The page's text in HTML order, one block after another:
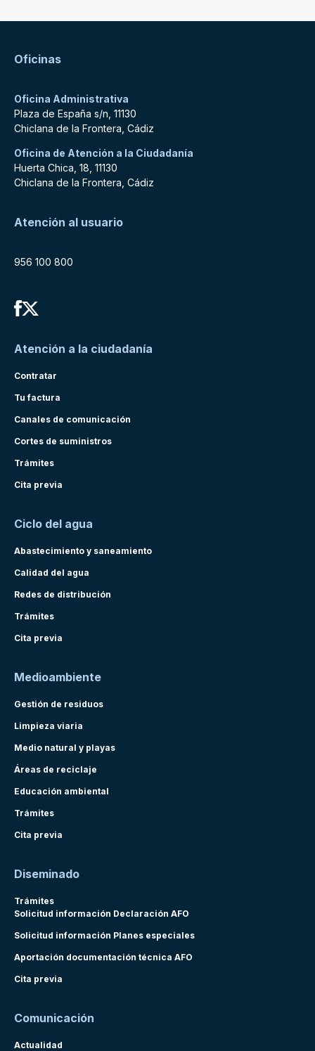
Oficinas
Oficina Administrativa
Plaza de España s/n, 11130
Chiclana de la Frontera, Cádiz
Oficina de Atención a la Ciudadanía
Huerta Chica, 18, 11130
Chiclana de la Frontera, Cádiz
Atención al usuario
956 100 800
Atención a la ciudadanía
Contratar
Tu factura
Canales de comunicación
Cortes de suministros
Trámites
Cita previa
Ciclo del agua
Abastecimiento y saneamiento
Calidad del agua
Redes de distribución
Trámites
Cita previa
Medioambiente
Gestión de residuos
Limpieza viaria
Medio natural y playas
Áreas de reciclaje
Educación ambiental
Trámites
Cita previa
Diseminado
Trámites
Solicitud información Declaración AFO
Solicitud información Planes especiales
Aportación documentación técnica AFO
Cita previa
Comunicación
Actualidad